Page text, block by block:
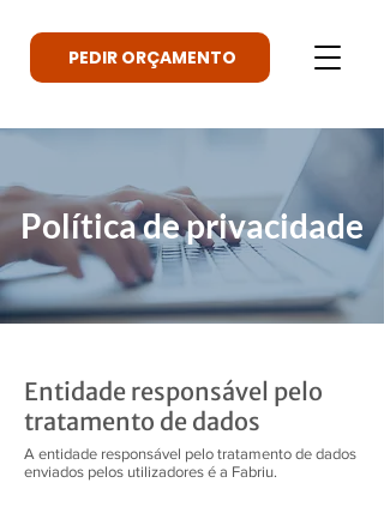
PEDIR ORÇAMENTO
Política de privacidade
Entidade responsável pelo
tratamento de dados
A entidade responsável pelo tratamento de dados
enviados pelos utilizadores é a Fabriu.